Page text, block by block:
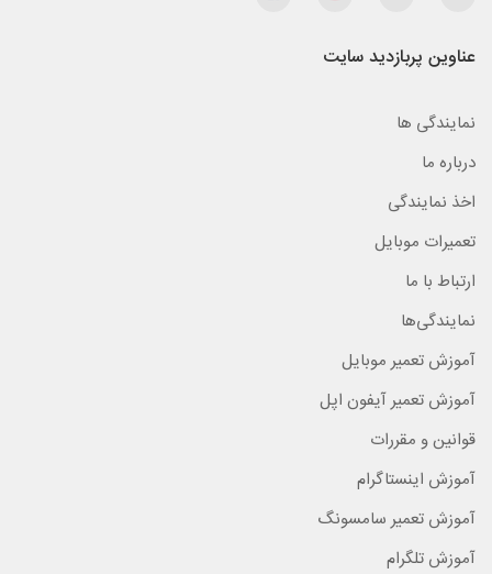
عناوین پربازدید سایت
نمایندگی ها
درباره ما
اخذ نمایندگی
تعمیرات موبایل
ارتباط با ما
نمایندگی‌ها
آموزش تعمیر موبایل
آموزش تعمیر آیفون اپل
قوانین و مقررات
آموزش اینستاگرام
آموزش تعمیر سامسونگ
آموزش تلگرام